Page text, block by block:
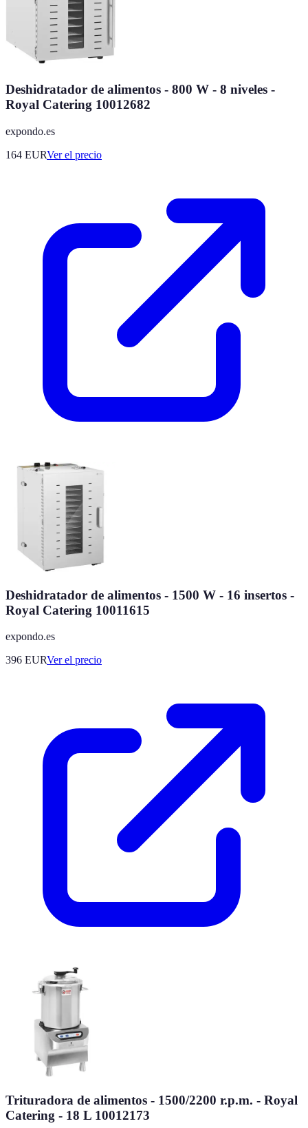
Deshidratador de alimentos - 800 W - 8 niveles -
Royal Catering 10012682
expondo.es
164 EURVer el precio
Deshidratador de alimentos - 1500 W - 16 insertos -
Royal Catering 10011615
expondo.es
396 EURVer el precio
Trituradora de alimentos - 1500/2200 r.p.m. - Royal
Catering - 18 L 10012173